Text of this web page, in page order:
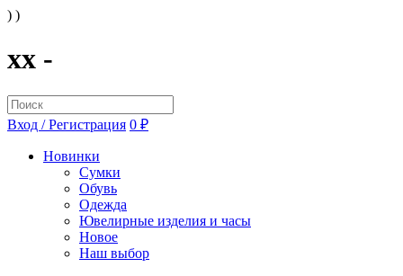
) )
xx -
Вход / Регистрация 0 ₽
Новинки
Сумки
Обувь
Одежда
Ювелирные изделия и часы
Новое
Наш выбор